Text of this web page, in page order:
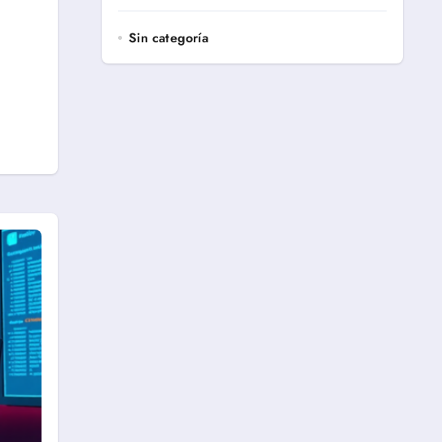
Sin categoría